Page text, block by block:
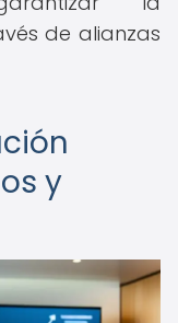
de alianzas
y